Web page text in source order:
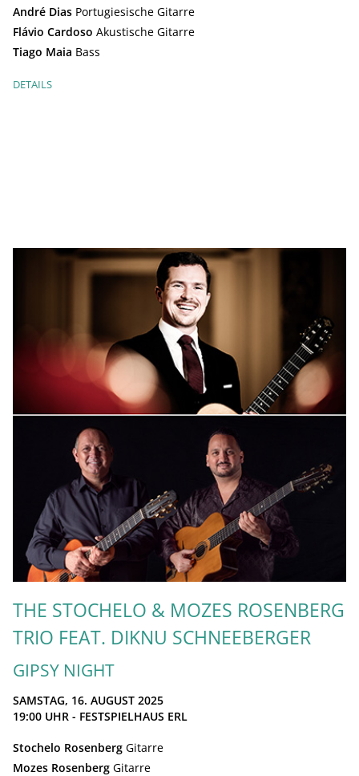
André Dias Portugiesische Gitarre
Flávio Cardoso Akustische Gitarre
Tiago Maia Bass
DETAILS
THE STOCHELO & MOZES ROSENBERG
TRIO FEAT. DIKNU SCHNEEBERGER
GIPSY NIGHT
SAMSTAG, 16. AUGUST 2025
19:00 UHR - FESTSPIELHAUS ERL
Stochelo Rosenberg Gitarre
Mozes Rosenberg Gitarre